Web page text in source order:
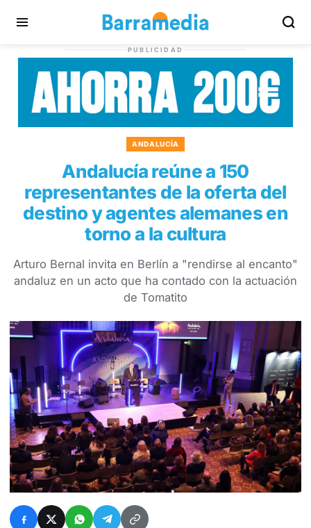
PUBLICIDAD
ANDALUCÍA
Andalucía reúne a 150
representantes de la oferta del
destino y agentes alemanes en
torno a la cultura
Arturo Bernal invita en Berlín a "rendirse al encanto"
andaluz en un acto que ha contado con la actuación
de Tomatito